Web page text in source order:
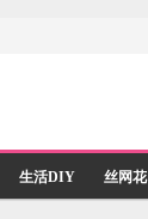
生活DIY 丝网花